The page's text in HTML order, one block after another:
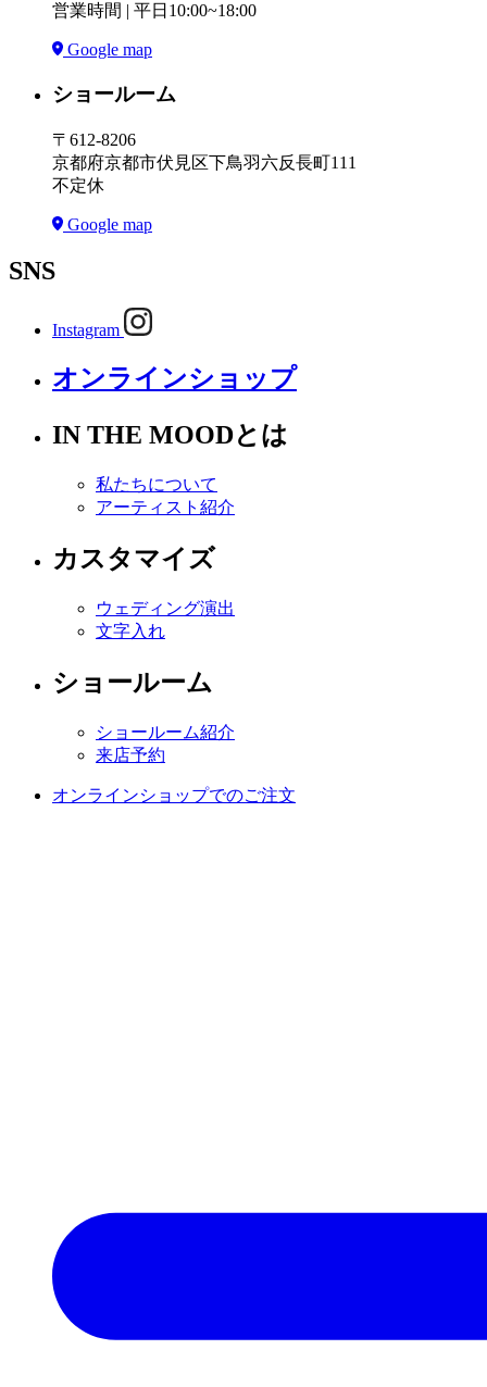
営業時間 | 平日10:00~18:00
Google map
ショールーム
〒612-8206
京都府京都市伏見区下鳥羽六反長町111
不定休
Google map
SNS
Instagram
オンラインショップ
IN THE MOODとは
私たちについて
アーティスト紹介
カスタマイズ
ウェディング演出
文字入れ
ショールーム
ショールーム紹介
来店予約
オンラインショップでのご注文